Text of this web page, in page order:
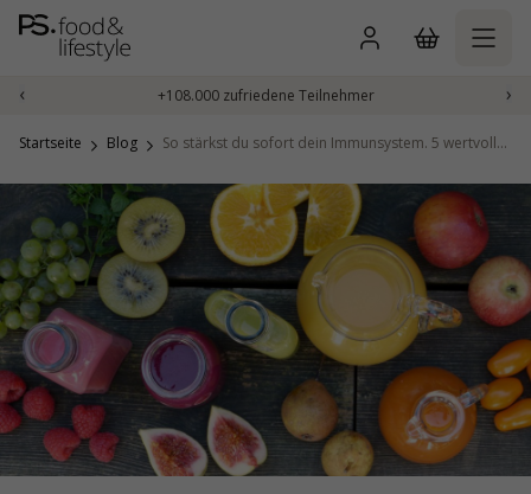
Zum
Inhalt
springen
‹ +108.000 zufriedene Teilnehmer ›
Startseite Blog So stärkst du sofort dein Immunsystem. 5 wertvolle Tipps von unserer Ernährungswissenschaftlerin Hylke Boelens.